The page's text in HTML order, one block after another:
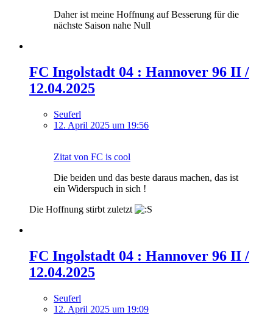
Daher ist meine Hoffnung auf Besserung für die
nächste Saison nahe Null
FC Ingolstadt 04 : Hannover 96 II /
12.04.2025
Seuferl
12. April 2025 um 19:56
Zitat von FC is cool
Die beiden und das beste daraus machen, das ist
ein Widerspuch in sich !
Die Hoffnung stirbt zuletzt
FC Ingolstadt 04 : Hannover 96 II /
12.04.2025
Seuferl
12. April 2025 um 19:09